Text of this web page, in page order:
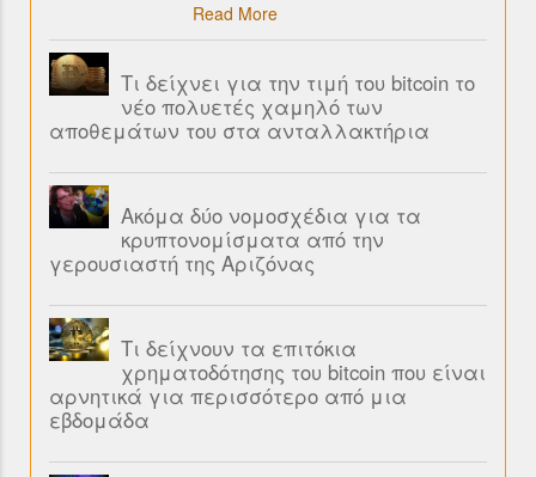
Read More
Τι δείχνει για την τιμή του bitcoin το
νέο πολυετές χαμηλό των
αποθεμάτων του στα ανταλλακτήρια
Ακόμα δύο νομοσχέδια για τα
κρυπτονομίσματα από την
γερουσιαστή της Αριζόνας
Τι δείχνουν τα επιτόκια
χρηματοδότησης του bitcoin που είναι
αρνητικά για περισσότερο από μια
εβδομάδα